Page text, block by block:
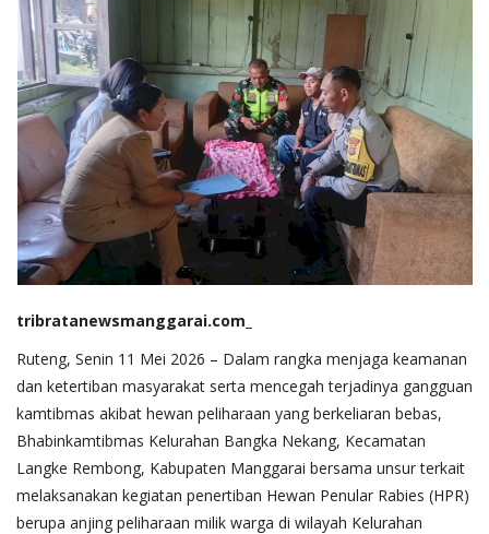
tribratanewsmanggarai.com_
Ruteng, Senin 11 Mei 2026 – Dalam rangka menjaga keamanan
dan ketertiban masyarakat serta mencegah terjadinya gangguan
kamtibmas akibat hewan peliharaan yang berkeliaran bebas,
Bhabinkamtibmas Kelurahan Bangka Nekang, Kecamatan
Langke Rembong, Kabupaten Manggarai bersama unsur terkait
melaksanakan kegiatan penertiban Hewan Penular Rabies (HPR)
berupa anjing peliharaan milik warga di wilayah Kelurahan